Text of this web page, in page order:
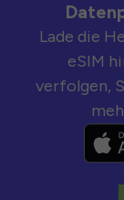
Lade die
eSIM
verfolgen,